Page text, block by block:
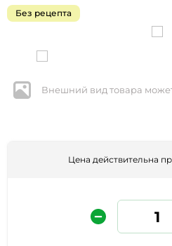
Без рецепта
Внешний вид товара
Цена действительна
ЭЛЕКТРОННАЯ ПОЧТА
КОММЕНТАРИИ*